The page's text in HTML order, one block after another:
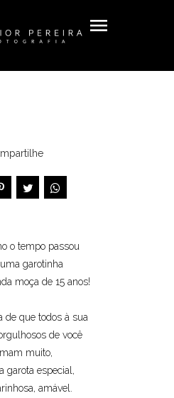
menu
o tempo passou
garotinha
moça de 15 anos!
de que todos à sua
de você
muito,
garota especial,
amável.